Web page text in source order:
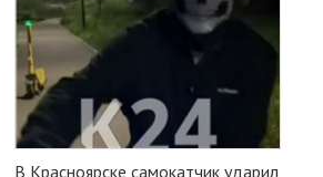
В Красноярске самокатчик ударил